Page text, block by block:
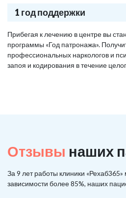
1 год поддержки
Прибегая к лечению в центре вы
программы «Год патронажа».
профессиональных наркологов и
запоя и кодирования в течение
Отзывы наших
За 9 лет работы клиники
зависимости более 85%, наших